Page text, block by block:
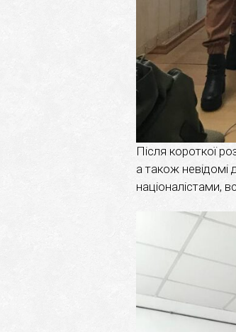
Після короткої
а також невідомі
націоналістами,